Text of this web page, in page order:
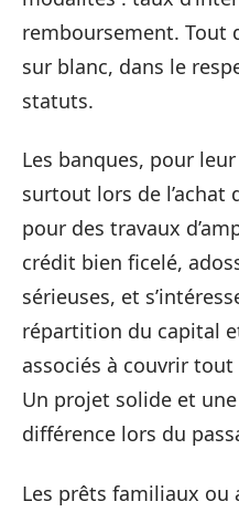
remboursement. Tout
sur blanc, dans le
statuts.
Les banques, pour
surtout lors de l’achat
pour des travaux
crédit bien ficelé,
sérieuses, et
répartition du capital
associés à couvrir
Un projet solide et
différence lors du
Les prêts familiaux ou